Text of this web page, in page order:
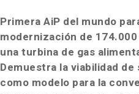
Primera AiP del mundo
modernización de
una turbina de gas
Demuestra la viabilidad
como modelo para la